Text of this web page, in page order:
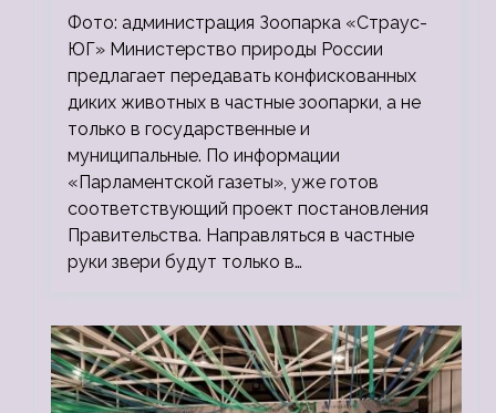
зоопарки
Фото: администрация Зоопарка «Страус-
ЮГ» Министерство природы России
предлагает передавать конфискованных
диких животных в частные зоопарки, а не
только в государственные и
муниципальные. По информации
«Парламентской газеты», уже готов
соответствующий проект постановления
Правительства. Направляться в частные
руки звери будут только в…